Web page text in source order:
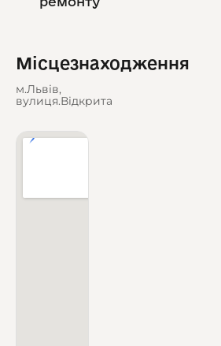
Місцезнаходження
м.Львів,
вулиця.Відкрита